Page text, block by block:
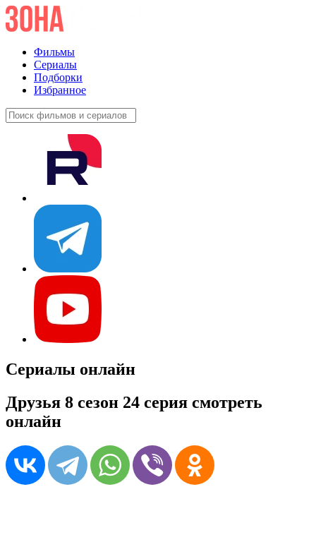
Фильмы
Сериалы
Подборки
Избранное
Сериалы онлайн
Друзья 8 сезон 24 серия смотреть
онлайн